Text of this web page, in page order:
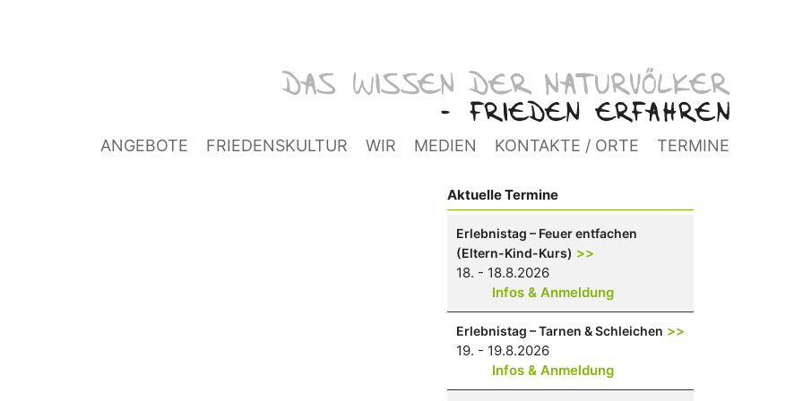
ANGEBOTE FRIEDENSKULTUR WIR MEDIEN KONTAKTE / ORTE TERMINE
Aktuelle Termine
Erlebnistag – Feuer entfachen
(Eltern-Kind-Kurs) >>
18. - 18.8.2026
Infos & Anmeldung
Erlebnistag – Tarnen & Schleichen >>
19. - 19.8.2026
Infos & Anmeldung